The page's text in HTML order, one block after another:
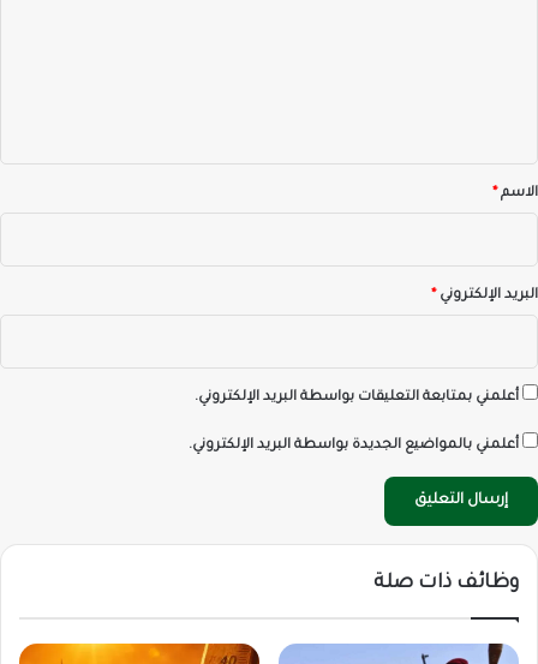
*الاسم*
البريد الإلكتروني*
أعلمني بمتابعة التعليقات بواسطة البريد الإلكتروني.
أعلمني بالمواضيع الجديدة بواسطة البريد الإلكتروني.
وظائف ذات صلة